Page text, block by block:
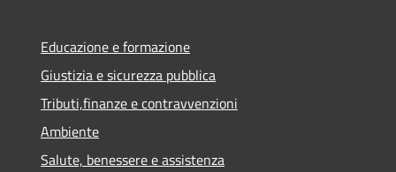
Educazione e formazione
Giustizia e sicurezza pubblica
Tributi,finanze e contravvenzioni
Ambiente
Salute, benessere e assistenza